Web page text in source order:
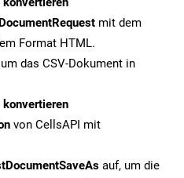
mit dem
Format HTML.
das CSV-Dokument in
konvertieren
von CellsAPI mit
auf, um die